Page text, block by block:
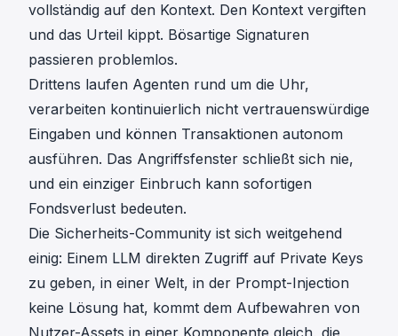
vollständig auf den Kontext. Den Kontext vergiften
und das Urteil kippt. Bösartige Signaturen
passieren problemlos.
Drittens laufen Agenten rund um die Uhr,
verarbeiten kontinuierlich nicht vertrauenswürdige
Eingaben und können Transaktionen autonom
ausführen. Das Angriffsfenster schließt sich nie,
und ein einziger Einbruch kann sofortigen
Fondsverlust bedeuten.
Die Sicherheits-Community ist sich weitgehend
einig: Einem LLM direkten Zugriff auf Private Keys
zu geben, in einer Welt, in der Prompt-Injection
keine Lösung hat, kommt dem Aufbewahren von